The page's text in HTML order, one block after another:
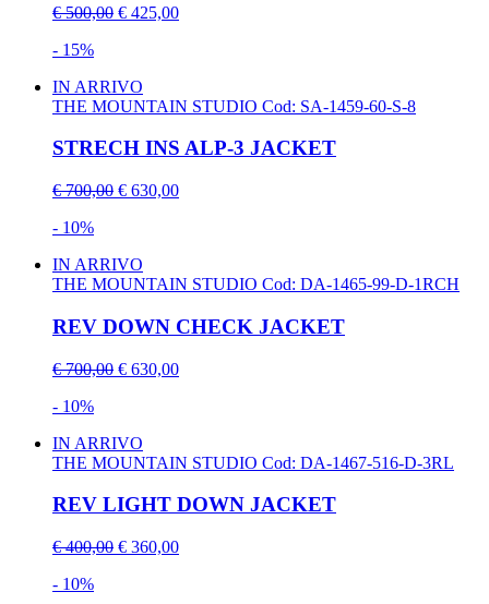
€ 500,00 € 425,00
- 15%
IN ARRIVO
THE MOUNTAIN STUDIO Cod: SA-1459-60-S-8
STRECH INS ALP-3 JACKET
€ 700,00 € 630,00
- 10%
IN ARRIVO
THE MOUNTAIN STUDIO Cod: DA-1465-99-D-1RCH
REV DOWN CHECK JACKET
€ 700,00 € 630,00
- 10%
IN ARRIVO
THE MOUNTAIN STUDIO Cod: DA-1467-516-D-3RL
REV LIGHT DOWN JACKET
€ 400,00 € 360,00
- 10%